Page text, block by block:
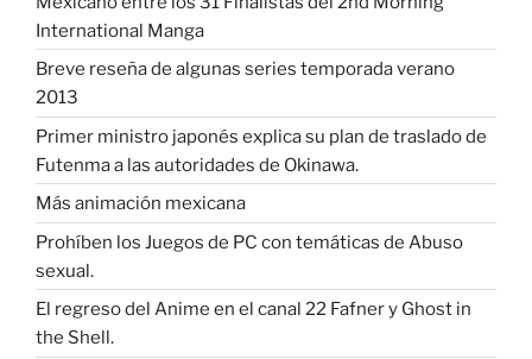
International Manga
Breve reseña de algunas series temporada verano
2013
Primer ministro japonés explica su plan de traslado de
Futenma a las autoridades de Okinawa.
Más animación mexicana
Prohíben los Juegos de PC con temáticas de Abuso
sexual.
El regreso del Anime en el canal 22 Fafner y Ghost in
the Shell.